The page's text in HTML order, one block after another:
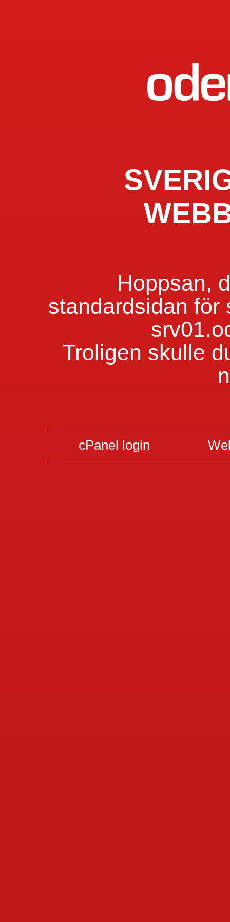
Hoppsan,
standardsidan för
Troligen skulle
cPanel login